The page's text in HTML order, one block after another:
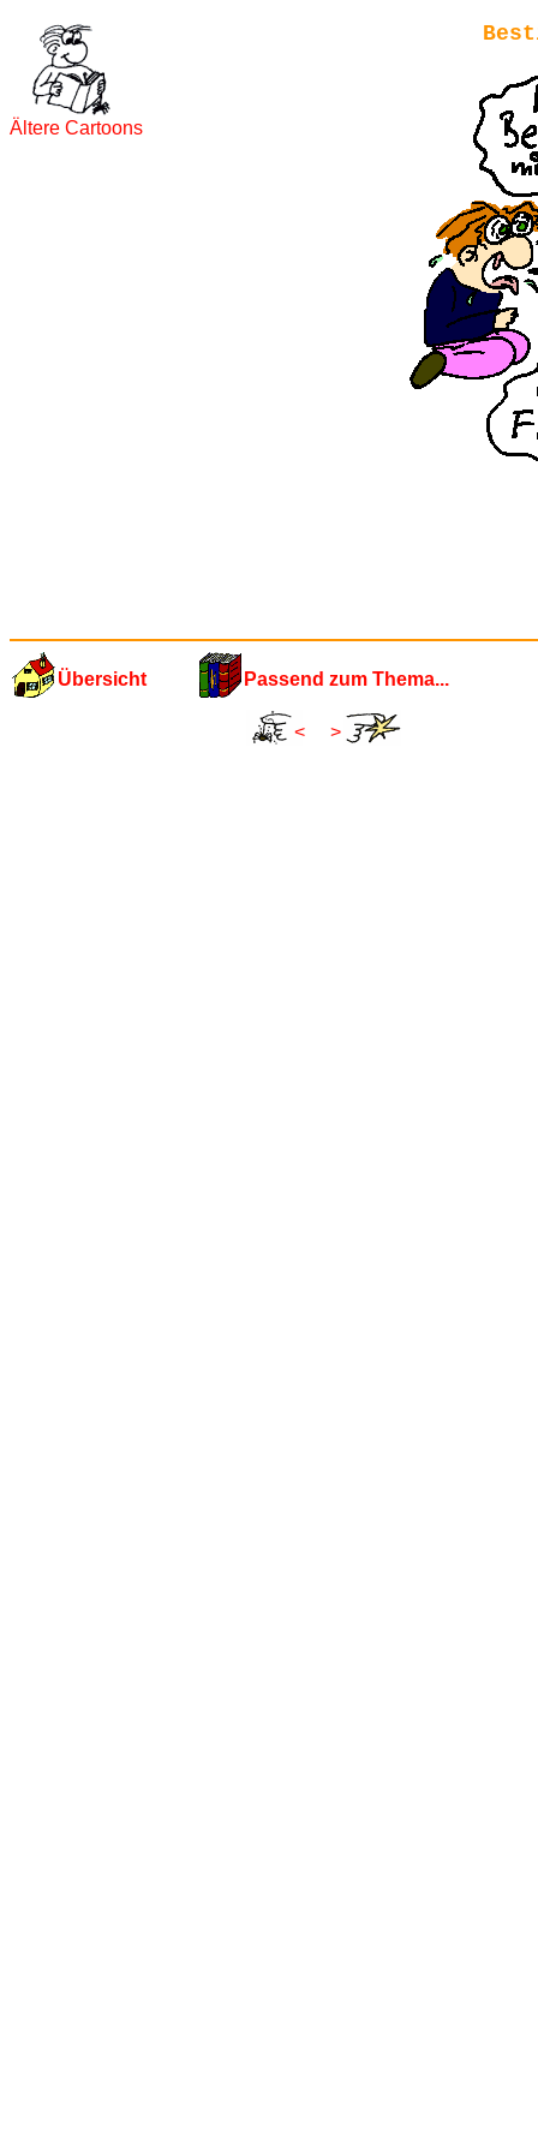
Ältere Cartoons
Übersicht Passend zum Thema...
< >